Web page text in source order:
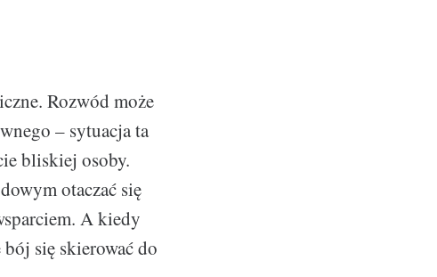
Rozwód może
– sytuacja ta
bliskiej osoby.
otaczać się
A kiedy
się skierować do